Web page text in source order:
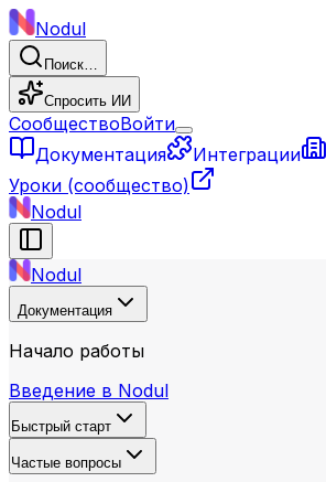
Nodul
Поиск…
Спросить ИИ
СообществоВойти
Документация
Интеграции
Уроки (сообщество)
Nodul
Nodul
Документация
Начало работы
Введение в Nodul
Быстрый старт
Частые вопросы